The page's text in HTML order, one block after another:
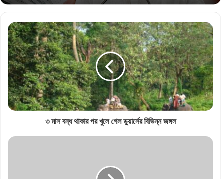
৩ মাস বন্ধ থাকার পর খুলে গেল ডুয়ার্সের বিভিন্ন জঙ্গল